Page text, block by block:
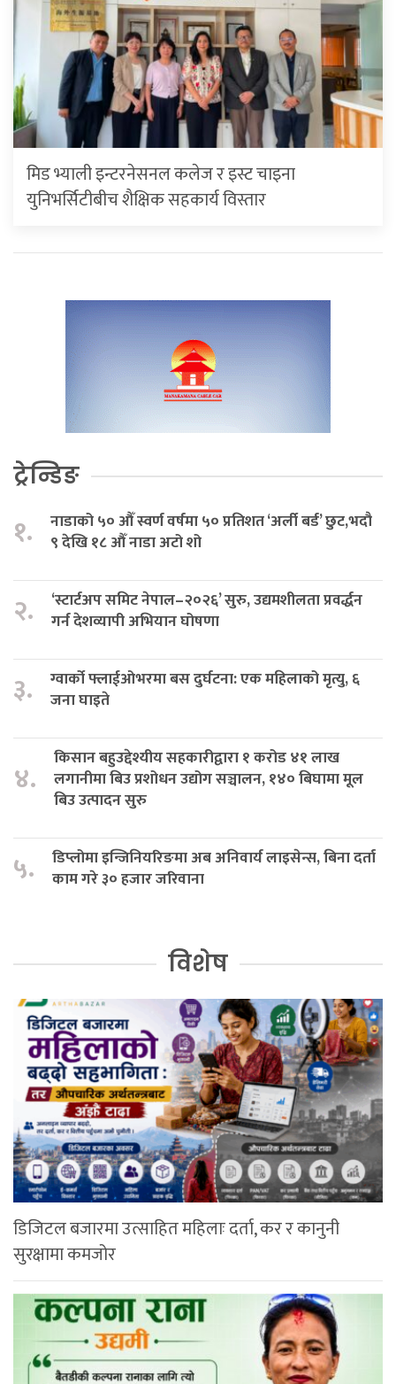
मिड भ्याली इन्टरनेसनल कलेज र इस्ट चाइना
युनिभर्सिटीबीच शैक्षिक सहकार्य विस्तार
ट्रेन्डिङ
१.
नाडाको ५० औँ स्वर्ण वर्षमा ५० प्रतिशत ‘अर्ली बर्ड’ छुट,भदौ
९ देखि १८ औँ नाडा अटो शो
२.
‘स्टार्टअप समिट नेपाल–२०२६’ सुरु, उद्यमशीलता प्रवर्द्धन
गर्न देशव्यापी अभियान घोषणा
३.
ग्वार्को फ्लाईओभरमा बस दुर्घटना: एक महिलाको मृत्यु, ६
जना घाइते
४.
किसान बहुउद्देश्यीय सहकारीद्वारा १ करोड ४१ लाख
लगानीमा बिउ प्रशोधन उद्योग सञ्चालन, १४० बिघामा मूल
बिउ उत्पादन सुरु
५.
डिप्लोमा इन्जिनियरिङमा अब अनिवार्य लाइसेन्स, बिना दर्ता
काम गरे ३० हजार जरिवाना
विशेष
डिजिटल बजारमा उत्साहित महिलाः दर्ता, कर र कानुनी
सुरक्षामा कमजोर